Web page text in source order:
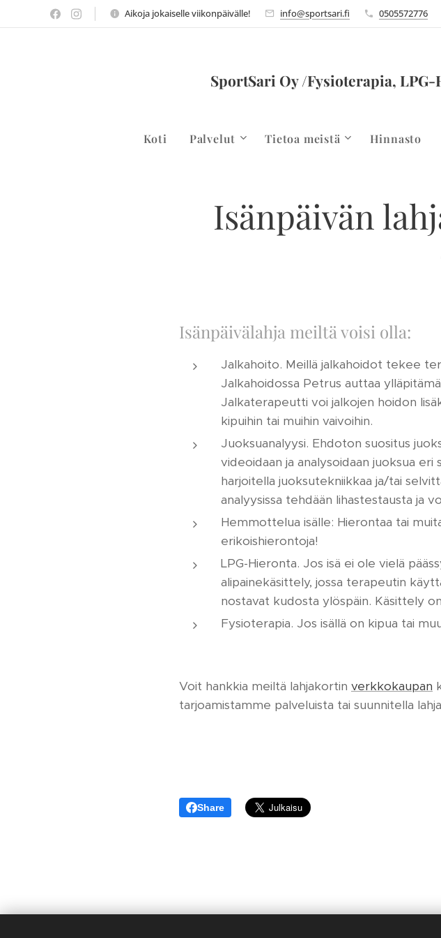
Aikoja jokaiselle viikonpäivälle! info@sportsari.fi 0505572776
SportSari Oy /Fysioterapia,
Koti Palvelut Tietoa meistä Hinnasto
Isänpäivän
Isänpäivälahja meiltä voisi olla:
Jalkahoito. Meillä jalkahoidot tekee
Jalkahoidossa Petrus auttaa
Jalkaterapeutti voi jalkojen hoidon
kipuihin tai muihin vaivoihin.
Juoksuanalyysi. Ehdoton suositus
videoidaan ja analysoidaan juoksua eri
harjoitella juoksutekniikkaa ja/tai
analyysissa tehdään lihastestausta ja
Hemmottelua isälle: Hierontaa tai
erikoishierontoja!
LPG-Hieronta. Jos isä ei ole vielä
alipainekäsittely, jossa terapeutin
nostavat kudosta ylöspäin. Käsittely
Fysioterapia. Jos isällä on kipua tai
Voit hankkia meiltä lahjakortin verkkokaupan
tarjoamistamme palveluista tai suunnitella
Share